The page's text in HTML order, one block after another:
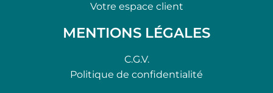
Votre espace client
MENTIONS LÉGALES
C.G.V.
Politique de confidentialité